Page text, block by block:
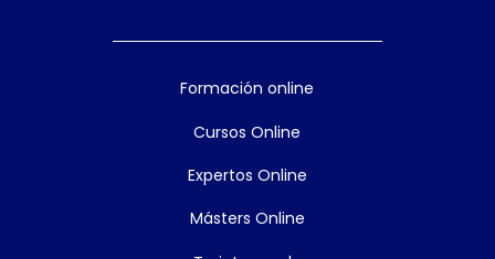
Formación online
Cursos Online
Expertos Online
Másters Online